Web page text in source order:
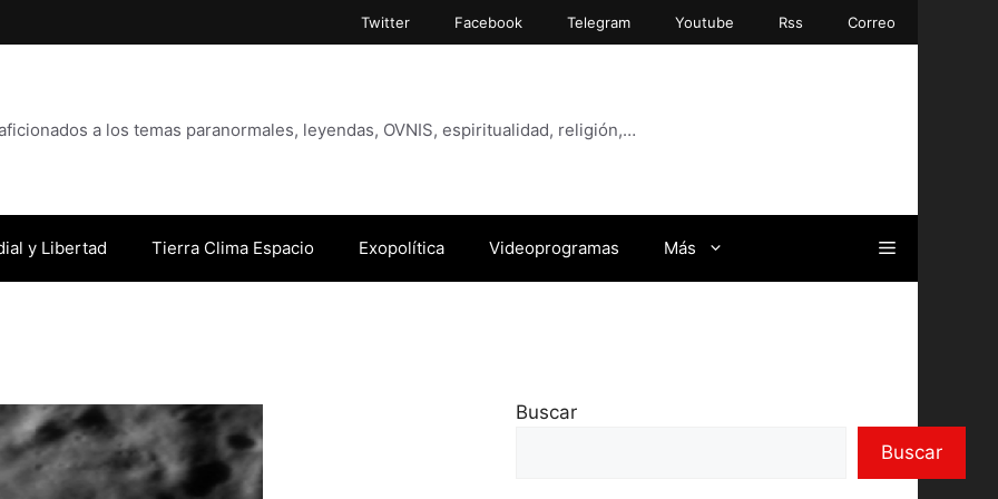
Twitter Facebook Telegram Youtube Rss Correo
a los temas paranormales, leyendas, OVNIS, espiritualidad, religión,…
y Libertad Tierra Clima Espacio Exopolítica Videoprogramas Más
Buscar
Buscar